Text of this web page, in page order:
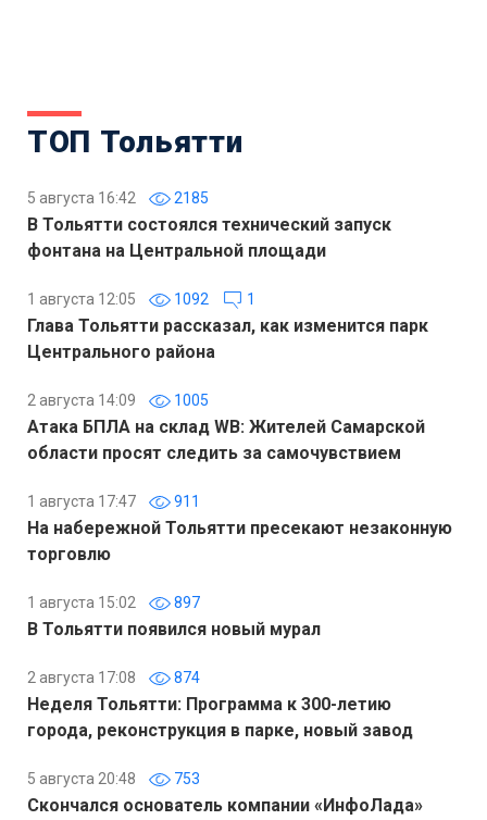
ТОП Тольятти
5 августа 16:42 2185
В Тольятти состоялся технический запуск
фонтана на Центральной площади
1 августа 12:05 1092 1
Глава Тольятти рассказал, как изменится парк
Центрального района
2 августа 14:09 1005
Атака БПЛА на склад WB: Жителей Самарской
области просят следить за самочувствием
1 августа 17:47 911
На набережной Тольятти пресекают незаконную
торговлю
1 августа 15:02 897
В Тольятти появился новый мурал
2 августа 17:08 874
Неделя Тольятти: Программа к 300-летию
города, реконструкция в парке, новый завод
5 августа 20:48 753
Скончался основатель компании «ИнфоЛада»